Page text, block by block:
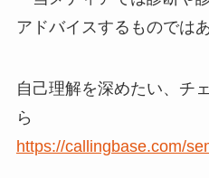
アドバイスするものでは
自己理解を深めたい、チ
ら
https://callingbase.com/